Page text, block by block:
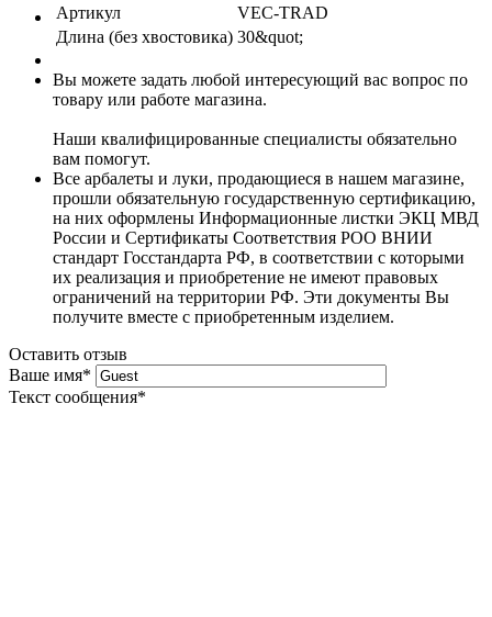
Артикул
VEC-TRAD
Длина (без хвостовика) 30&quot;
Вы можете задать любой интересующий вас вопрос по
товару или работе магазина.
Наши квалифицированные специалисты обязательно
вам помогут.
Все арбалеты и луки, продающиеся в нашем магазине,
прошли обязательную государственную сертификацию,
на них оформлены Информационные листки ЭКЦ МВД
России и Сертификаты Соответствия РОО ВНИИ
стандарт Госстандарта РФ, в соответствии с которыми
их реализация и приобретение не имеют правовых
ограничений на территории РФ. Эти документы Вы
получите вместе с приобретенным изделием.
Оставить отзыв
Ваше имя*
Текст сообщения*